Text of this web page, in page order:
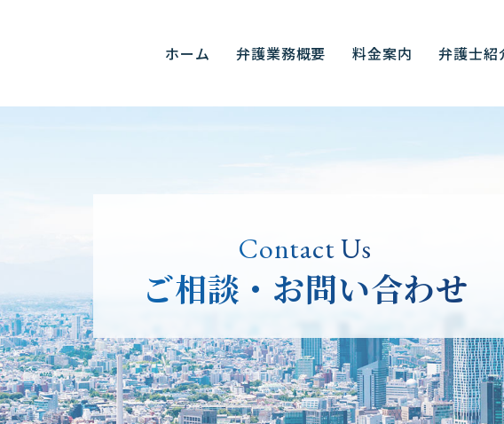
ホーム 弁護業務概要 料金案内 弁護士紹
Contact Us
ご相談・お問い合わせ